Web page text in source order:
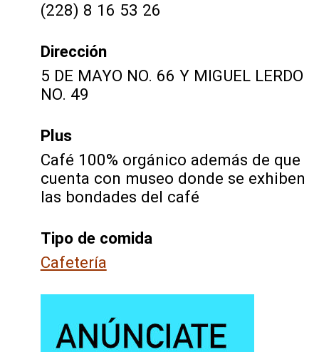
(228) 8 16 53 26
Dirección
5 DE MAYO NO. 66 Y MIGUEL LERDO
NO. 49
Plus
Café 100% orgánico además de que
cuenta con museo donde se exhiben
las bondades del café
Tipo de comida
Cafetería